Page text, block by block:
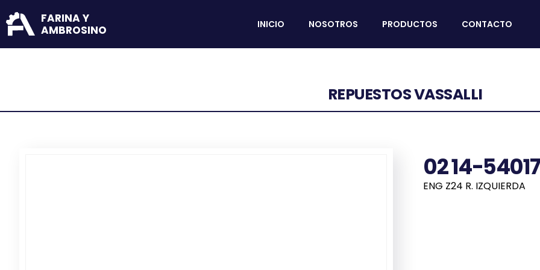
FARINA Y
AMBROSINO
INICIO NOSOTROS PRODUCTOS CONTACTO
REPUESTOS VASSALLI
02 14-54017
ENG Z24 R. IZQUIERDA